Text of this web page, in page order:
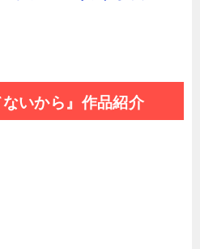
ないから』作品紹介